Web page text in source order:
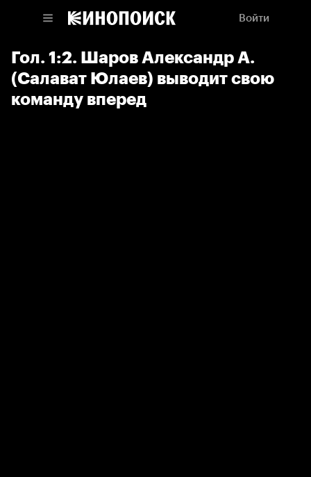
Войти
Гол. 1:2. Шаров Александр А.
(Салават Юлаев) выводит свою
команду вперед